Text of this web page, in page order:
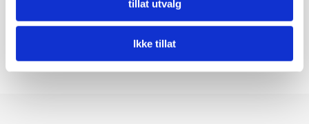
tillat utvalg
Ikke tillat